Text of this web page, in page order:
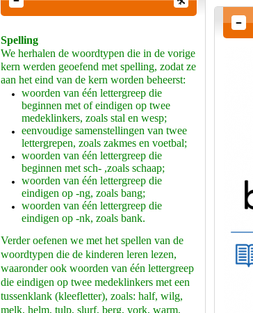
Spelling
We herhalen de woordtypen die in de vorige
kern werden geoefend met spelling, zodat ze
aan het eind van de kern worden beheerst:
woorden van één lettergreep die
beginnen met of eindigen op twee
medeklinkers, zoals stal en wesp;
eenvoudige samenstellingen van twee
lettergrepen, zoals zakmes en voetbal;
woorden van één lettergreep die
beginnen met sch- ,zoals schaap;
woorden van één lettergreep die
eindigen op -ng, zoals bang;
woorden van één lettergreep die
eindigen op -nk, zoals bank.
Verder oefenen we met het spellen van de
woordtypen die de kinderen leren lezen,
waaronder ook woorden van één lettergreep
die eindigen op twee medeklinkers met een
tussenklank (kleefletter), zoals: half, wilg,
melk, helm, tulp, slurf, berg, vork, warm,